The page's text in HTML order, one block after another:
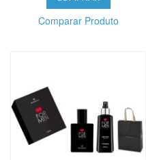
Comparar Produto